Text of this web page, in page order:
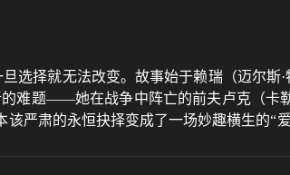
选择就无法改变。故事始于赖瑞（迈尔斯
难题——她在战争中阵亡的前夫卢克（卡
严肃的永恒抉择变成了一场妙趣横生的“